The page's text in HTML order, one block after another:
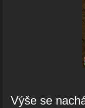
Výše se